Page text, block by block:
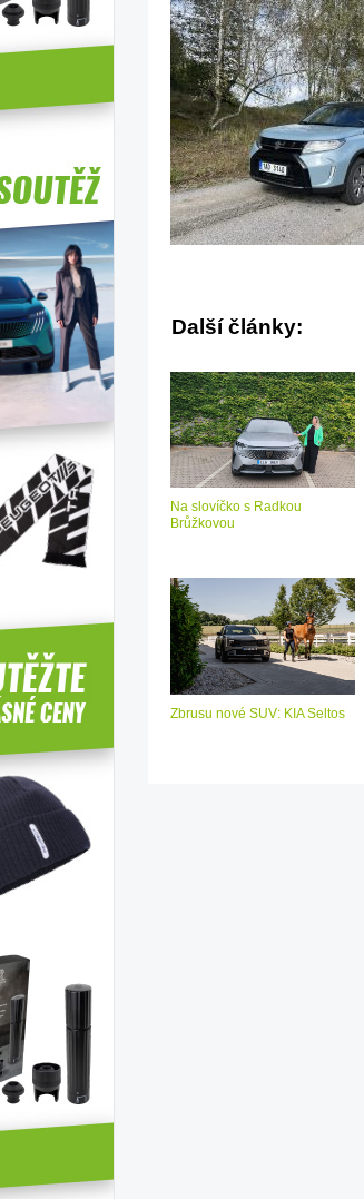
Další články:
Na slovíčko s Radkou
Brůžkovou
Zbrusu nové SUV: KIA Seltos